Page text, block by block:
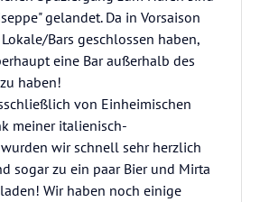
gelandet. Da in Vorsaison
Bars geschlossen haben,
eine Bar außerhalb des
haben!
von Einheimischen
meiner italienisch-
wir schnell sehr herzlich
sogar zu ein paar Bier und Mirta
Wir haben noch einige